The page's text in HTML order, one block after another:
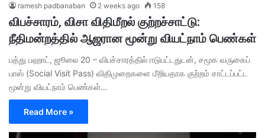
ramesh padbanaban 2 weeks ago 158
விபச்சாரம், விசா விதிமீறல் குற்றச்சாட்டு:
நீதிமன்றத்தில் ஆஜரான மூன்று வியட்நாம் பெண்கள்
பத்து பஹாட், ஜூலை 20 – விபச்சாரத்தில் ஈடுபட்டதுடன், சமூக வருகைப்
பாஸ் (Social Visit Pass) விதிமுறைகளை மீறியதாக குற்றம் சாட்டப்பட்ட
மூன்று வியட்நாம் பெண்கள்…
Read More »